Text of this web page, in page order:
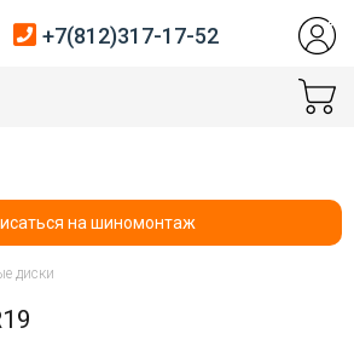
+7(812)317-17-52
на шиномонтаж
диски